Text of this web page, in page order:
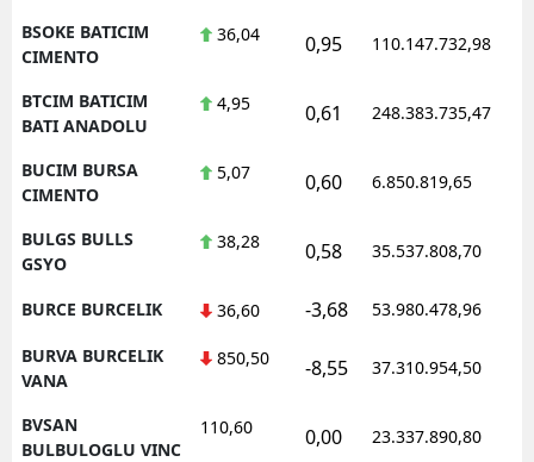
BSOKE BATICIM
CIMENTO
36,04 0,95 110.147.732,98
BTCIM BATICIM
BATI ANADOLU
4,95 0,61 248.383.735,47
BUCIM BURSA
CIMENTO
5,07 0,60 6.850.819,65
BULGS BULLS
GSYO
38,28 0,58 35.537.808,70
BURCE BURCELIK 36,60 -3,68 53.980.478,96
BURVA BURCELIK
VANA
850,50 -8,55 37.310.954,50
BVSAN
BULBULOGLU VINC
110,60 0,00 23.337.890,80